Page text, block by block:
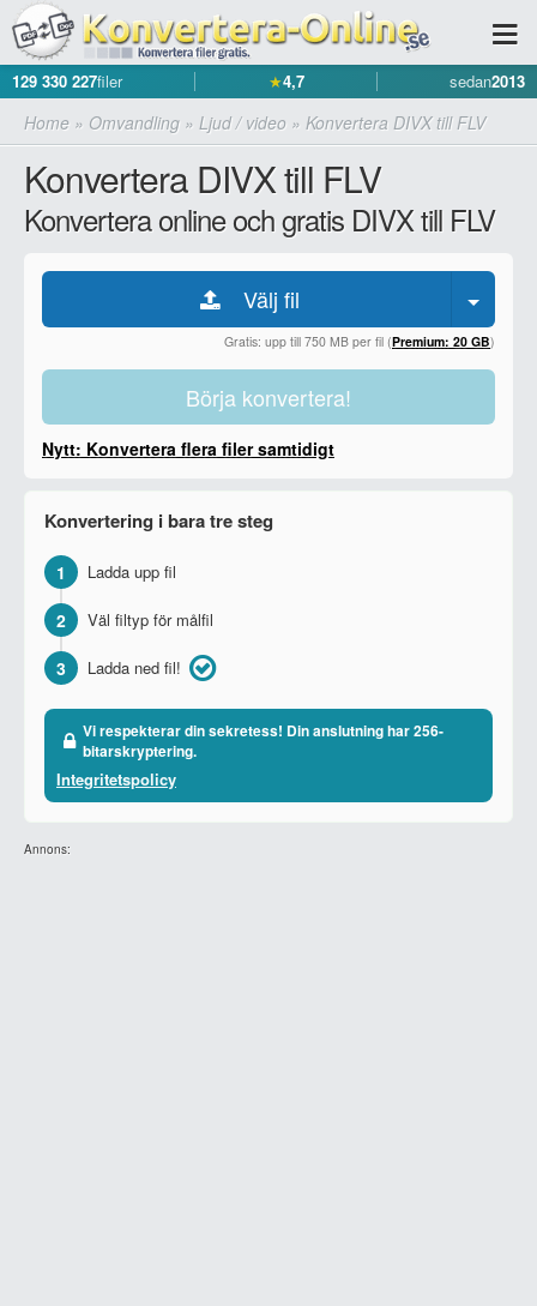
129 330 227filer ★4,7 sedan2013
Home » Omvandling » Ljud / video » Konvertera DIVX till FLV
Konvertera DIVX till FLV
Konvertera online och gratis DIVX till FLV
Välj fil
Gratis: upp till 750 MB per fil (Premium: 20 GB)
Börja konvertera!
Nytt: Konvertera flera filer samtidigt
Konvertering i bara tre steg
1 Ladda upp fil
2 Väl filtyp för målfil
3 Ladda ned fil!
Vi respekterar din sekretess! Din anslutning har 256-
bitarskryptering.
Integritetspolicy
Annons: